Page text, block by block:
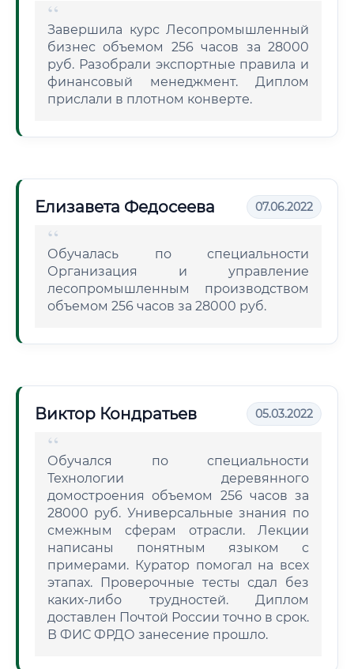
Завершила курс Лесопромышленный
бизнес объемом 256 часов за 28000
руб. Разобрали экспортные правила и
финансовый менеджмент. Диплом
прислали в плотном конверте.
Елизавета Федосеева 07.06.2022
Обучалась по специальности
Организация и управление
лесопромышленным производством
объемом 256 часов за 28000 руб.
Виктор Кондратьев 05.03.2022
Обучался по специальности
Технологии деревянного
домостроения объемом 256 часов за
28000 руб. Универсальные знания по
смежным сферам отрасли. Лекции
написаны понятным языком с
примерами. Куратор помогал на всех
этапах. Проверочные тесты сдал без
каких-либо трудностей. Диплом
доставлен Почтой России точно в срок.
В ФИС ФРДО занесение прошло.